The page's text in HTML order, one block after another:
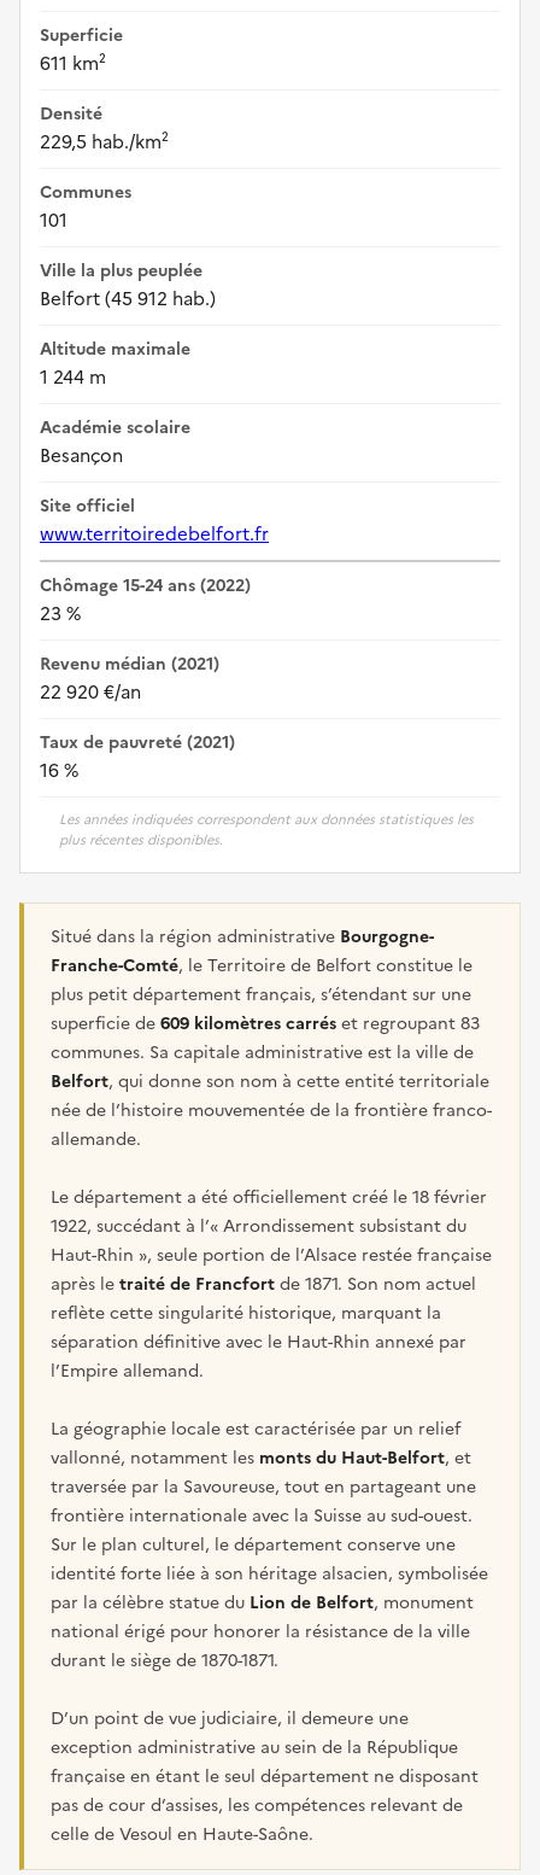
Superficie
611 km²
Densité
229,5 hab./km²
Communes
101
Ville la plus peuplée
Belfort (45 912 hab.)
Altitude maximale
1 244 m
Académie scolaire
Besançon
Site officiel
www.territoiredebelfort.fr
Chômage 15-24 ans (2022)
23 %
Revenu médian (2021)
22 920 €/an
Taux de pauvreté (2021)
16 %
Les années indiquées correspondent aux données statistiques les
plus récentes disponibles.
Situé dans la région administrative Bourgogne-
Franche-Comté, le Territoire de Belfort constitue le
plus petit département français, s’étendant sur une
superficie de609 kilomètres carréset regroupant 83
communes. Sa capitale administrative est la ville de
Belfort, qui donne son nom à cette entité territoriale
née de l’histoire mouvementée de la frontière franco-
allemande.
Le département a été officiellement créé le 18 février
1922, succédant à l’« Arrondissement subsistant du
Haut-Rhin », seule portion de l’Alsace restée française
après letraité de Francfortde 1871. Son nom actuel
reflète cette singularité historique, marquant la
séparation définitive avec le Haut-Rhin annexé par
l’Empire allemand.
La géographie locale est caractérisée par un relief
vallonné, notamment les monts du Haut-Belfort, et
traversée par la Savoureuse, tout en partageant une
frontière internationale avec la Suisse au sud-ouest.
Sur le plan culturel, le département conserve une
identité forte liée à son héritage alsacien, symbolisée
par la célèbre statue du Lion de Belfort, monument
national érigé pour honorer la résistance de la ville
durant le siège de 1870-1871.
D’un point de vue judiciaire, il demeure une
exception administrative au sein de la République
française en étant le seul département ne disposant
pas de cour d’assises, les compétences relevant de
celle de Vesoul en Haute-Saône.